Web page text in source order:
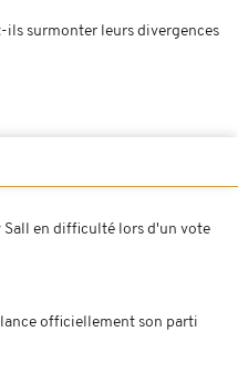
ils surmonter leurs divergences
Sall en difficulté lors d'un vote
lance officiellement son parti